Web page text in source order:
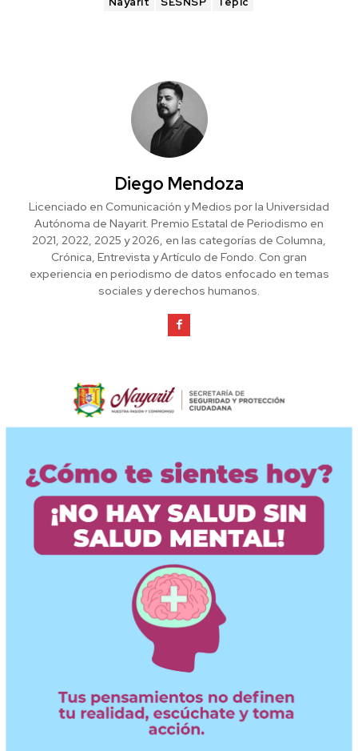
Diego Mendoza
Licenciado en Comunicación y Medios por la Universidad
Autónoma de Nayarit. Premio Estatal de Periodismo en
2021, 2022, 2025 y 2026, en las categorías de Columna,
Crónica, Entrevista y Artículo de Fondo. Con gran
experiencia en periodismo de datos enfocado en temas
sociales y derechos humanos.